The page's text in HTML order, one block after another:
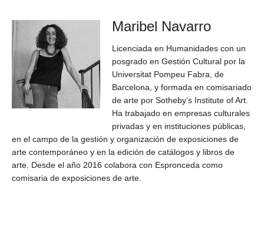
Maribel Navarro
Licenciada en Humanidades con un
posgrado en Gestión Cultural por la
Universitat Pompeu Fabra, de
Barcelona, y formada en comisariado
de arte por Sotheby’s Institute of Art.
Ha trabajado en empresas culturales
privadas y en instituciones públicas,
en el campo de la gestión y organización de exposiciones de
arte contemporáneo y en la edición de catálogos y libros de
arte. Desde el año 2016 colabora con Espronceda como
comisaria de exposiciones de arte.